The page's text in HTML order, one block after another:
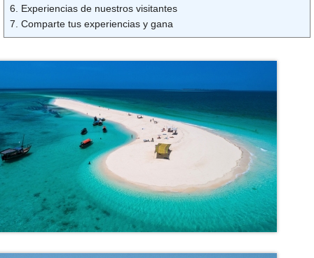
6. Experiencias de nuestros visitantes
7. Comparte tus experiencias y gana